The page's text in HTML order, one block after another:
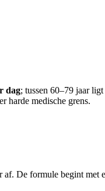
dag; tussen 60–79 jaar
harde medische grens.
De formule begint met